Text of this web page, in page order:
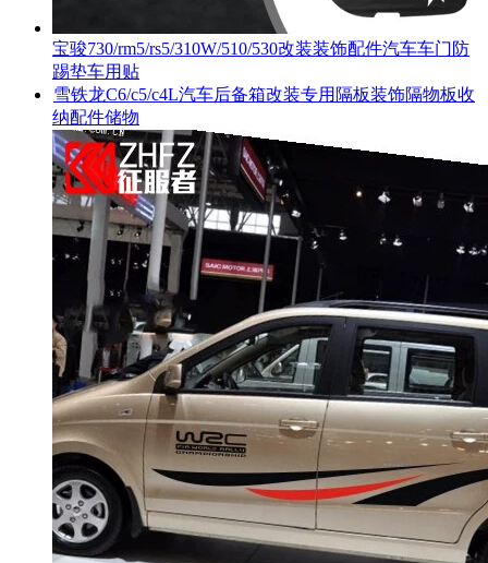
宝骏730/rm5/rs5/310W/510/530改装装饰配件汽车车门防
踢垫车用贴
雪铁龙C6/c5/c4L汽车后备箱改装专用隔板装饰隔物板收
纳配件储物